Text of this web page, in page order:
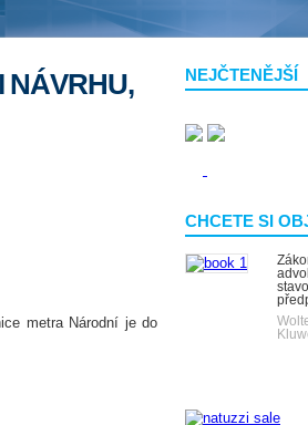
NEJČTENĚJŠÍ
CHCETE SI
NÁVRHU,
metra Národní je do